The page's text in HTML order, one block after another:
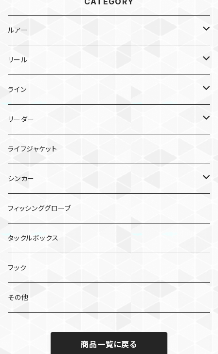
ルアー
メタルジグ
TGトウキチロウ
TGライダー
コソジグ ミニ
ビンビンメタルTG タイプスロー
タイラバ
TGビンビンスイッチ
TGビンビンスイッチ キャンディ
ポッパー
バイブレーション
エギ
クリンチ フラッシュブースト
虫系
ワーム
ミノー／シャッド
スピナーベイト
リール
スピニングリール
ベイトリール
ライン
PEライン
シーガー PE X8
シーガー PEX8 ルアーエディション
リーダー
シーガー グランドマックスFX
ライフジャケット
シンカー
バレットシンカー
ビフテキシンカー
2WAY SINKER TG
フィッシンググローブ
タックルボックス
フック
その他
商品一覧に戻る